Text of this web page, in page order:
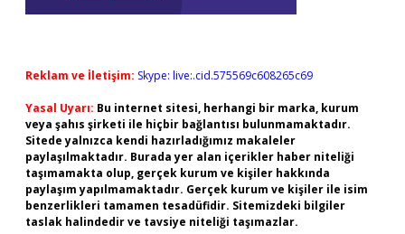
Reklam ve İletişim: Skype: live:.cid.575569c608265c69
Yasal Uyarı: Bu internet sitesi, herhangi bir marka, kurum
veya şahıs şirketi ile hiçbir bağlantısı bulunmamaktadır.
Sitede yalnızca kendi hazırladığımız makaleler
paylaşılmaktadır. Burada yer alan içerikler haber niteliği
taşımamakta olup, gerçek kurum ve kişiler hakkında
paylaşım yapılmamaktadır. Gerçek kurum ve kişiler ile isim
benzerlikleri tamamen tesadüfidir. Sitemizdeki bilgiler
taslak halindedir ve tavsiye niteliği taşımazlar.